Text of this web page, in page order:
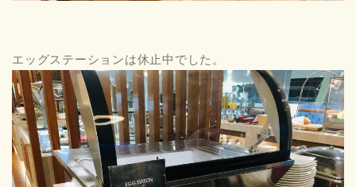
エッグステーションは休止中でした。